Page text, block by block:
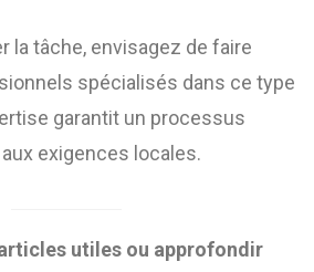
la tâche, envisagez de faire
spécialisés dans ce type
garantit un processus
exigences locales.
utiles ou approfondir